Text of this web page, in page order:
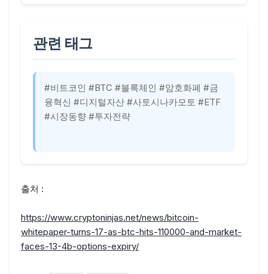
관련 태그
#비트코인 #BTC #블록체인 #암호화폐 #금
융혁신 #디지털자산 #사토시나카모토 #ETF
#시장동향 #투자전략
출처 :
https://www.cryptoninjas.net/news/bitcoin-
whitepaper-turns-17-as-btc-hits-110000-and-market-
faces-13-4b-options-expiry/